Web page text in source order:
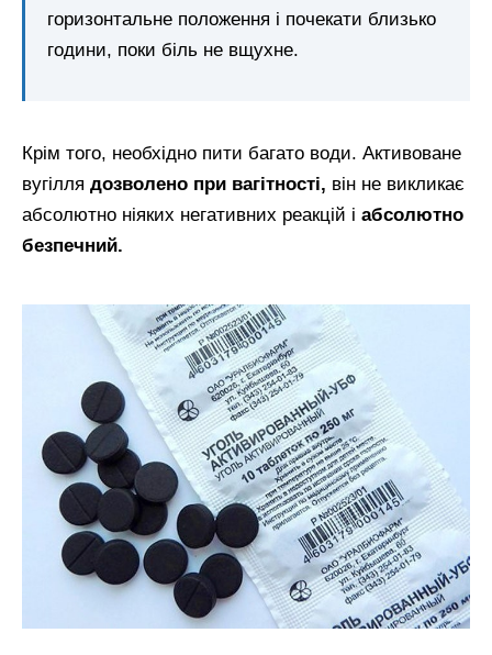
горизонтальне положення і почекати близько
години, поки біль не вщухне.
Крім того, необхідно пити багато води. Активоване
вугілля дозволено при вагітності, він не викликає
абсолютно ніяких негативних реакцій і абсолютно
безпечний.